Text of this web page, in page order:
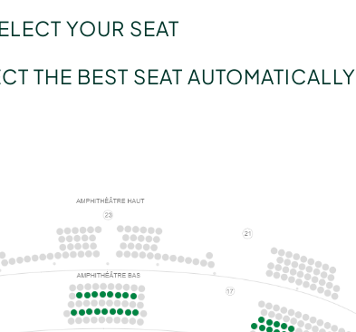
YOUR SEAT
THE BEST SEAT AUTOMATICALLY